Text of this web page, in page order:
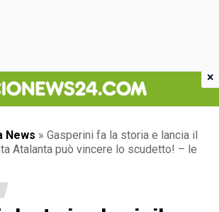
News » Gasperini fa la storia e lancia il
Atalanta può vincere lo scudetto! – le
×